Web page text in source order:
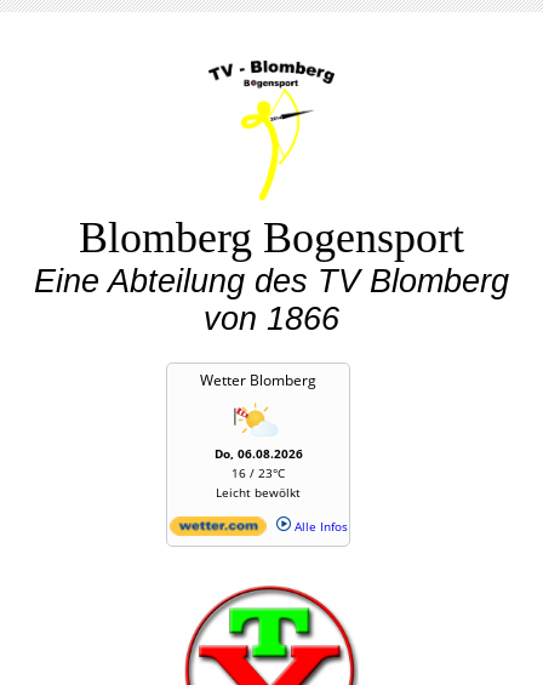
Blomberg Bogensport
Eine Abteilung des TV Blomberg
von 1866